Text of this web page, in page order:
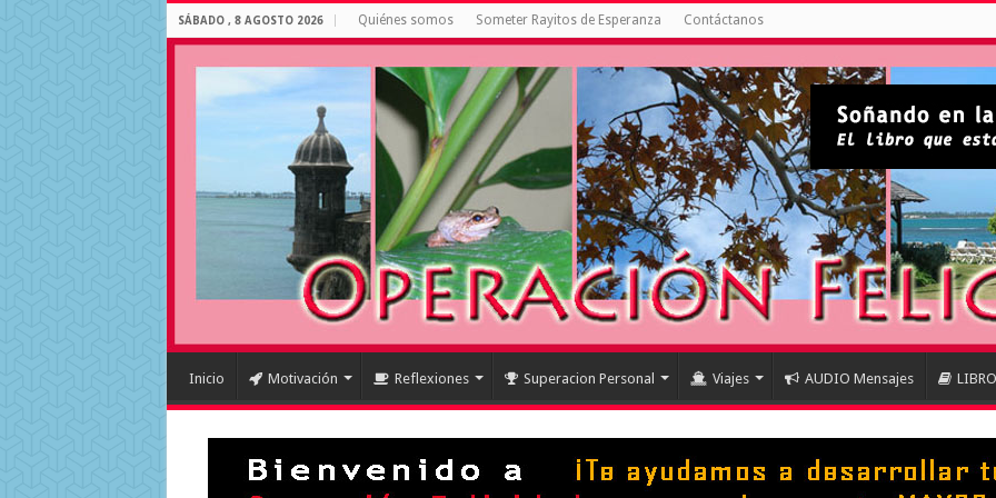
SÁBADO , 8 AGOSTO 2026 Quiénes somos Someter Rayitos de Esperanza Contáctanos
Inicio Motivación Reflexiones Superacion Personal Viajes AUDIO Mensajes